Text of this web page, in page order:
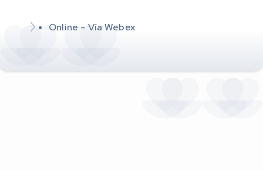
Online – Vía Webex